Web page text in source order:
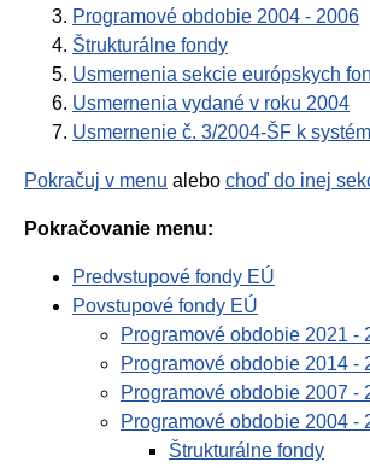
Programové obdobie 2004 - 2006
Štrukturálne fondy
Usmernenia sekcie európskych
Usmernenia vydané v roku 2004
Usmernenie č. 3/2004-ŠF k
Pokračuj v menu alebo choď do inej
Pokračovanie menu:
Predvstupové fondy EÚ
Povstupové fondy EÚ
Programové obdobie 2021 -
Programové obdobie 2014 -
Programové obdobie 2007 -
Programové obdobie 2004 -
Štrukturálne fondy